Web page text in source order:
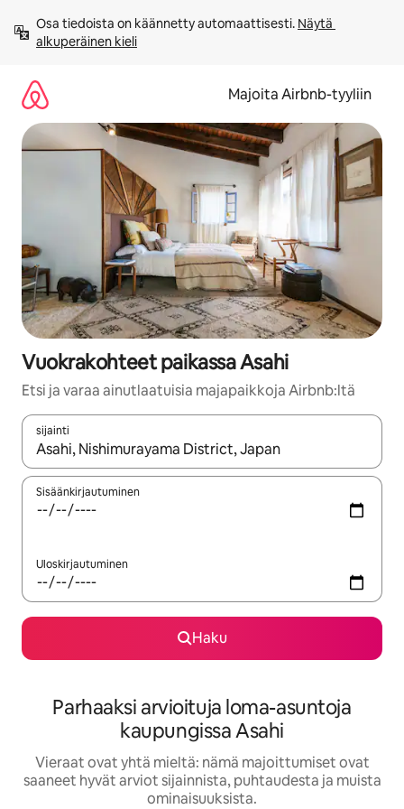
sisältö
väliin
Osa tiedoista on käännetty automaattisesti. Näytä
alkuperäinen kieli
Majoita Airbnb-tyyliin
Vuokrakohteet paikassa Asahi
Etsi ja varaa ainutlaatuisia majapaikkoja Airbnb:ltä
sijainti
Kun tulokset ovat saatavilla, navigoi ylös- ja alas-
Sisäänkirjautuminen
Uloskirjautuminen
Haku
Parhaaksi arvioituja loma-asuntoja
kaupungissa Asahi
Vieraat ovat yhtä mieltä: nämä majoittumiset ovat
saaneet hyvät arviot sijainnista, puhtaudesta ja muista
ominaisuuksista.